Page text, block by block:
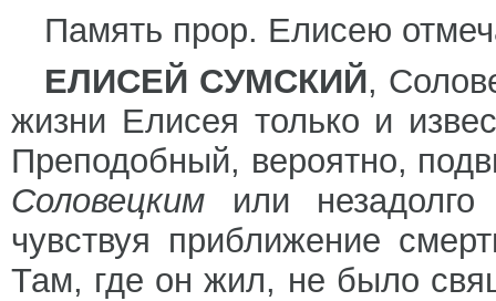
Память прор. Елисею
ЕЛИСЕЙ СУМСКИЙ,
жизни Елисея только и
Преподобный, вероятно,
Соловецким или
чувствуя приближение
Там, где он жил, не было